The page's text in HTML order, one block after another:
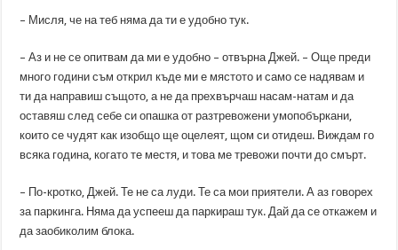
– Мисля, че на теб няма да ти е удобно тук.
– Аз и не се опитвам да ми е удобно – отвърна Джей. – Още преди
много години съм открил къде ми е мястото и само се надявам и
ти да направиш същото, а не да прехвърчаш насам-натам и да
оставяш след себе си опашка от разтревожени умопобъркани,
които се чудят как изобщо ще оцелеят, щом си отидеш. Виждам го
всяка година, когато те местя, и това ме тревожи почти до смърт.
– По-кротко, Джей. Те не са луди. Те са мои приятели. А аз говорех
за паркинга. Няма да успееш да паркираш тук. Дай да се откажем и
да заобиколим блока.